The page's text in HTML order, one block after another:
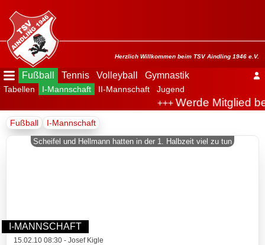
Herzlich Willkommen beim TSV Aindling 1946 e.V.
Fußball Tennis Volleyball Gymnastik
Tabellen I-Mannschaft II-Mannschaft Jugend
+++Werde Mitglied
ausblenden
Startseite
Verein
Fußball
I-
Mannschaft
Fußball I-Mannschaft
I-MANNSCHAFT
Scheifel und Hellmann hatten in der 1. Halbzeit viel zu tun
15.02.10 08:30 - Josef Kigle